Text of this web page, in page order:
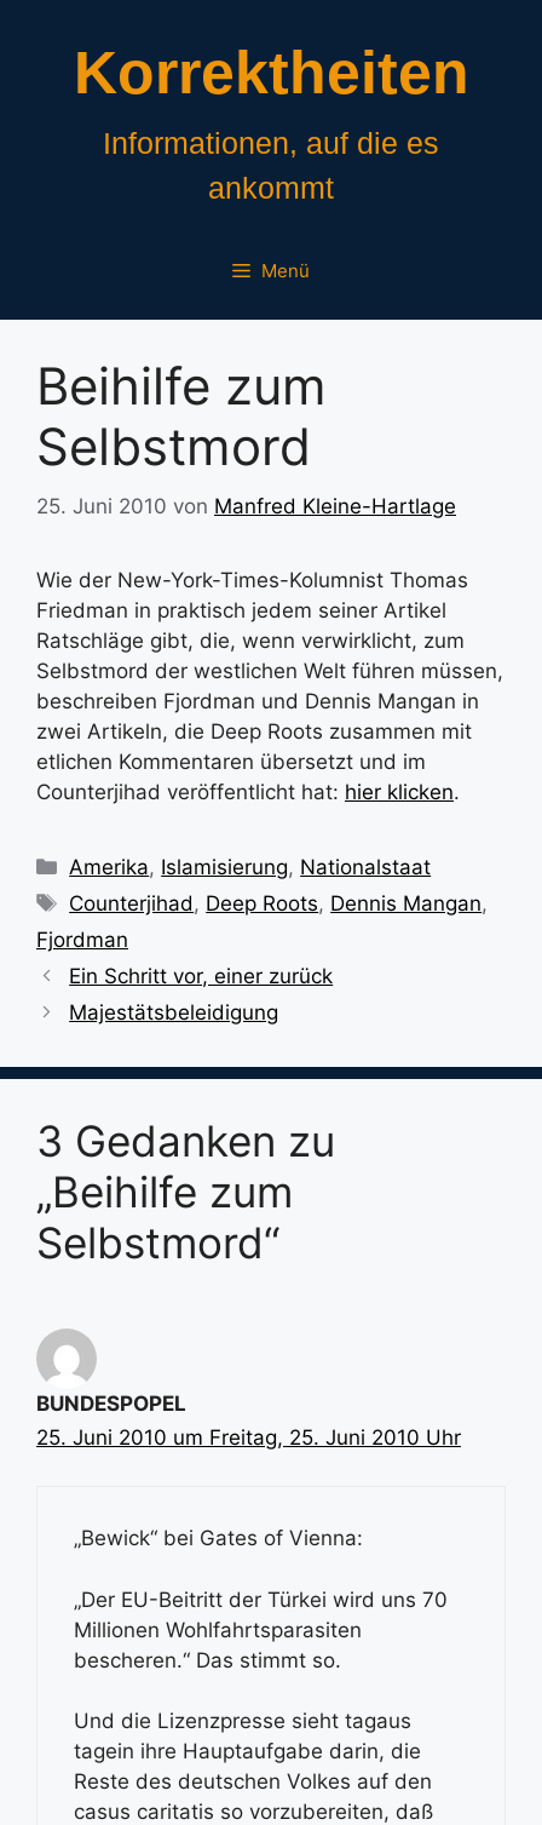
Korrektheiten
Informationen, auf die es
ankommt
Menü
Beihilfe zum
Selbstmord
25. Juni 2010 von Manfred Kleine-Hartlage
Wie der New-York-Times-Kolumnist Thomas
Friedman in praktisch jedem seiner Artikel
Ratschläge gibt, die, wenn verwirklicht, zum
Selbstmord der westlichen Welt führen müssen,
beschreiben Fjordman und Dennis Mangan in
zwei Artikeln, die Deep Roots zusammen mit
etlichen Kommentaren übersetzt und im
Counterjihad veröffentlicht hat: hier klicken.
Kategorien
Amerika, Islamisierung, Nationalstaat
Schlagwörter
Counterjihad , Deep Roots, Dennis Mangan,
Fjordman
Ein Schritt vor, einer zurück
Majestätsbeleidigung
3 Gedanken zu
„Beihilfe zum
Selbstmord“
BUNDESPOPEL
25. Juni 2010 um Freitag, 25. Juni 2010 Uhr
„Bewick“ bei Gates of Vienna:
„Der EU-Beitritt der Türkei wird uns 70
Millionen Wohlfahrtsparasiten
bescheren.“ Das stimmt so.
Und die Lizenzpresse sieht tagaus
tagein ihre Hauptaufgabe darin, die
Reste des deutschen Volkes auf den
casus caritatis so vorzubereiten, daß